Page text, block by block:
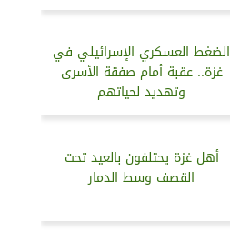
الضغط العسكري الإسرائيلي في
غزة.. عقبة أمام صفقة الأسرى
وتهديد لحياتهم
أهل غزة يحتلفون بالعيد تحت
القصف وسط الدمار